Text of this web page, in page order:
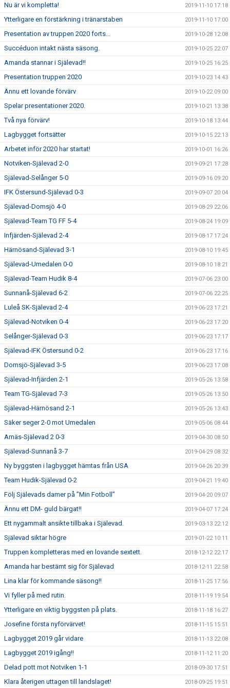
Nu är vi kompletta! 2019-11-10 17:18
Ytterligare en förstärkning i tränarstaben 2019-11-10 17:00
Presentation av truppen 2020 forts... 2019-10-28 12:08
Succéduon intakt nästa säsong. 2019-10-25 22:07
Amanda stannar i Själevad!! 2019-10-25 16:25
Presentation truppen 2020 2019-10-23 14:43
Ännu ett lovande förvärv 2019-10-22 09:00
Spelar presentationer 2020. 2019-10-21 13:38
Två nya förvärv! 2019-10-18 13:44
Lagbygget fortsätter 2019-10-15 22:13
Arbetet inför 2020 har startat! 2019-10-01 16:26
Notviken-Själevad 2-0 2019-09-21 17:28
Själevad-Selånger 5-0 2019-09-16 09:20
IFK Östersund-Själevad 0-3 2019-09-07 20:04
Själevad-Domsjö 4-0 2019-08-29 22:06
Själevad-Team TG FF 5-4 2019-08-24 19:09
Infjärden-Själevad 2-4 2019-08-17 17:24
Härnösand-Själevad 3-1 2019-08-10 19:45
Själevad-Umedalen 0-0 2019-08-10 18:21
Själevad-Team Hudik 8-4 2019-07-06 23:00
Sunnanå-Själevad 6-2 2019-07-06 22:25
Luleå SK-Själevad 2-4 2019-06-23 17:21
Själevad-Notviken 0-4 2019-06-23 17:20
Selånger-Själevad 0-3 2019-06-23 17:17
Själevad-IFK Östersund 0-2 2019-06-23 17:16
Domsjö-Själevad 3-5 2019-06-23 17:08
Själevad-Infjärden 2-1 2019-05-26 13:58
Team TG-Själevad 7-3 2019-05-26 13:50
Själevad-Härnösand 2-1 2019-05-26 13:43
Säker seger 2-0 mot Umedalen 2019-05-06 08:44
Arnäs-Själevad 2 0-3 2019-04-30 08:50
Själevad-Sunnanå 3-7 2019-04-29 08:32
Ny byggsten i lagbygget hämtas från USA 2019-04-26 20:39
Team Hudik-Själevad 0-2 2019-04-21 19:40
Följ Själevads damer på ”Min Fotboll” 2019-04-20 09:07
Ännu ett DM- guld bärgat!! 2019-04-07 17:24
Ett nygammalt ansikte tillbaka i Själevad. 2019-03-13 22:12
Själevad siktar högre 2019-01-22 10:11
Truppen kompletteras med en lovande sextett. 2018-12-12 22:17
Amanda har bestämt sig för Själevad 2018-12-11 22:58
Lina klar för kommande säsong!! 2018-11-25 17:56
Vi fyller på med rutin. 2018-11-19 19:54
Ytterligare en viktig byggsten på plats. 2018-11-18 16:27
Josefine första nyförvärvet! 2018-11-15 15:51
Lagbygget 2019 går vidare 2018-11-13 22:08
Lagbygget 2019 igång!! 2018-11-12 11:20
Delad pott mot Notviken 1-1 2018-09-30 17:51
Klara återigen uttagen till landslaget! 2018-09-25 19:51